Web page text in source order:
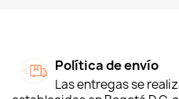
Política de envío
Las entregas se